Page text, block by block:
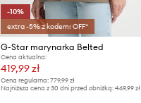
-10%
extra -5% z kodem: OFF*
G-Star marynarka Belted
Cena aktualna:
419,99 zł
Cena regularna:779,99 zł
Najniższa cena z 30 dni przed obniżką:469,99 zł